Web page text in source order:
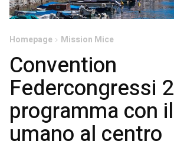
Homepage Mission Mice
Convention
Federcongressi
programma con
umano al centro